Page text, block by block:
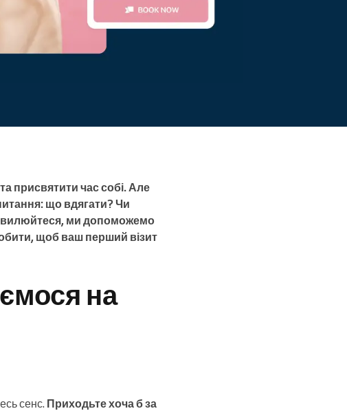
присвятити час собі. Але
що вдягати? Чи
хвилюйтеся, ми допоможемо
щоб ваш перший візит
на
сенс. Приходьте хоча б за